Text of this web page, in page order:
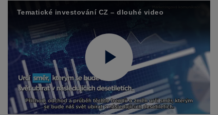
Tematické investování CZ – dlouhé video
Play